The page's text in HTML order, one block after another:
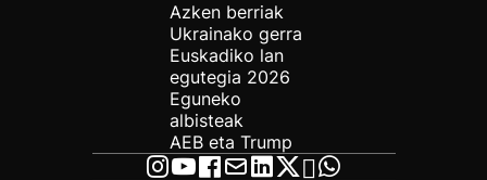
Azken berriak
Ukrainako gerra
Euskadiko lan
egutegia 2026
Eguneko
albisteak
AEB eta Trump